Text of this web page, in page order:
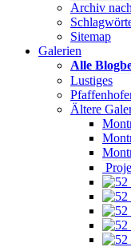
Archiv
Sitemap
Galerien
Alle
Lustiges
Ältere